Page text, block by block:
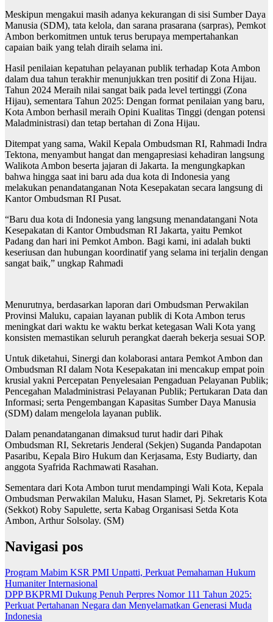
Meskipun mengakui masih adanya kekurangan di sisi Sumber Daya
Manusia (SDM), tata kelola, dan sarana prasarana (sarpras), Pemkot
Ambon berkomitmen untuk terus berupaya mempertahankan
capaian baik yang telah diraih selama ini.
Hasil penilaian kepatuhan pelayanan publik terhadap Kota Ambon
dalam dua tahun terakhir menunjukkan tren positif di Zona Hijau.
Tahun 2024 Meraih nilai sangat baik pada level tertinggi (Zona
Hijau), sementara Tahun 2025: Dengan format penilaian yang baru,
Kota Ambon berhasil meraih Opini Kualitas Tinggi (dengan potensi
Maladministrasi) dan tetap bertahan di Zona Hijau.
Ditempat yang sama, Wakil Kepala Ombudsman RI, Rahmadi Indra
Tektona, menyambut hangat dan mengapresiasi kehadiran langsung
Walikota Ambon beserta jajaran di Jakarta. Ia mengungkapkan
bahwa hingga saat ini baru ada dua kota di Indonesia yang
melakukan penandatanganan Nota Kesepakatan secara langsung di
Kantor Ombudsman RI Pusat.
“Baru dua kota di Indonesia yang langsung menandatangani Nota
Kesepakatan di Kantor Ombudsman RI Jakarta, yaitu Pemkot
Padang dan hari ini Pemkot Ambon. Bagi kami, ini adalah bukti
keseriusan dan hubungan koordinatif yang selama ini terjalin dengan
sangat baik,” ungkap Rahmadi
Menurutnya, berdasarkan laporan dari Ombudsman Perwakilan
Provinsi Maluku, capaian layanan publik di Kota Ambon terus
meningkat dari waktu ke waktu berkat ketegasan Wali Kota yang
konsisten memastikan seluruh perangkat daerah bekerja sesuai SOP.
Untuk diketahui, Sinergi dan kolaborasi antara Pemkot Ambon dan
Ombudsman RI dalam Nota Kesepakatan ini mencakup empat poin
krusial yakni Percepatan Penyelesaian Pengaduan Pelayanan Publik;
Pencegahan Maladministrasi Pelayanan Publik; Pertukaran Data dan
Informasi; serta Pengembangan Kapasitas Sumber Daya Manusia
(SDM) dalam mengelola layanan publik.
Dalam penandatanganan dimaksud turut hadir dari Pihak
Ombudsman RI, Sekretaris Jenderal (Sekjen) Suganda Pandapotan
Pasaribu, Kepala Biro Hukum dan Kerjasama, Esty Budiarty, dan
anggota Syafrida Rachmawati Rasahan.
Sementara dari Kota Ambon turut mendampingi Wali Kota, Kepala
Ombudsman Perwakilan Maluku, Hasan Slamet, Pj. Sekretaris Kota
(Sekkot) Roby Sapulette, serta Kabag Organisasi Setda Kota
Ambon, Arthur Solsolay. (SM)
Navigasi pos
Program Mabim KSR PMI Unpatti, Perkuat Pemahaman Hukum
Humaniter Internasional
DPP BKPRMI Dukung Penuh Perpres Nomor 111 Tahun 2025:
Perkuat Pertahanan Negara dan Menyelamatkan Generasi Muda
Indonesia